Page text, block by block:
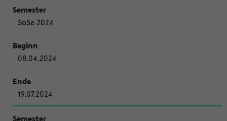
SoSe 2024
08.04.2024
19.07.2024